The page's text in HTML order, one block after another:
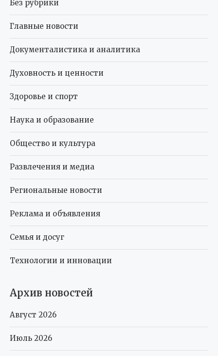
Без рубрики
Главные новости
Документалистика и аналитика
Духовность и ценности
Здоровье и спорт
Наука и образование
Общество и культура
Развлечения и медиа
Региональные новости
Реклама и объявления
Семья и досуг
Технологии и инновации
Архив новостей
Август 2026
Июль 2026